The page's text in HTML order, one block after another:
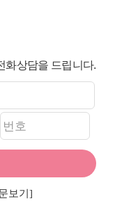
화상담을 드립니다.
보기]